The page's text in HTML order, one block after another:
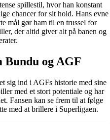
spillestil, hvor han konstant
chancer for sit hold. Hans evne
mål gør ham til en trussel for
der altid giver alt på banen og
Bundu og AGF
sig ind i AGFs historie med sine
med et stort potentiale og har
Fansen kan se frem til at følge
med at brillere i Superligaen.